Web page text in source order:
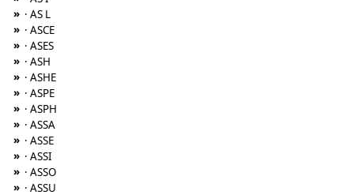
» · AS L
» · ASCE
» · ASES
» · ASH
» · ASHE
» · ASPE
» · ASPH
» · ASSA
» · ASSE
» · ASSI
» · ASSO
» · ASSU